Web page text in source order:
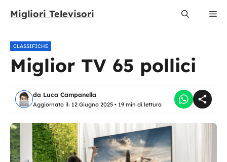
Migliori Televisori
CLASSIFICHE
Miglior TV 65 pollici
da Luca Campanella
Aggiornato il: 12 Giugno 2025 • 19 min di lettura